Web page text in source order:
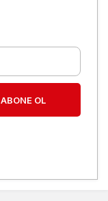
ABONE OL